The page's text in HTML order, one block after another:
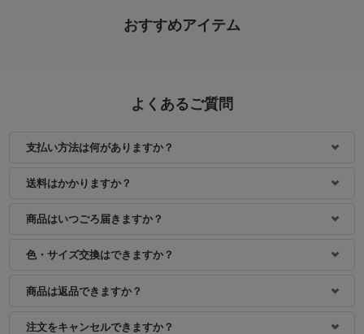
おすすめアイテム
よくあるご質問
支払い方法は何がありますか？
送料はかかりますか？
商品はいつごろ届きますか？
色・サイズ交換はできますか？
商品は返品できますか？
注文をキャンセルできますか？